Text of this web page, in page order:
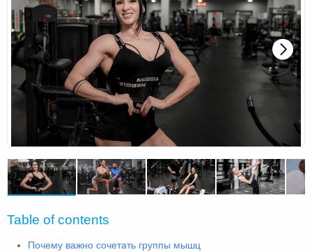
Table of contents
Почему важно сочетать группы мышц